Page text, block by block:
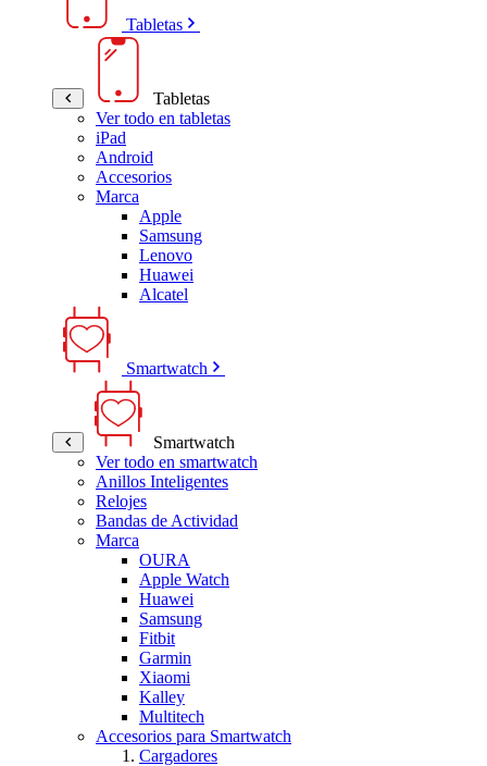
Tabletas
Tabletas
Ver todo en tabletas
iPad
Android
Accesorios
Marca
Apple
Samsung
Lenovo
Huawei
Alcatel
Smartwatch
Smartwatch
Ver todo en smartwatch
Anillos Inteligentes
Relojes
Bandas de Actividad
Marca
OURA
Apple Watch
Huawei
Samsung
Fitbit
Garmin
Xiaomi
Kalley
Multitech
Accesorios para Smartwatch
Cargadores